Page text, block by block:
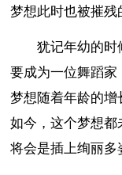
梦想此时也被摧
犹记年幼的时
要成为一位舞蹈
梦想随着年龄的
如今，这个梦想都
将会是插上绚丽多